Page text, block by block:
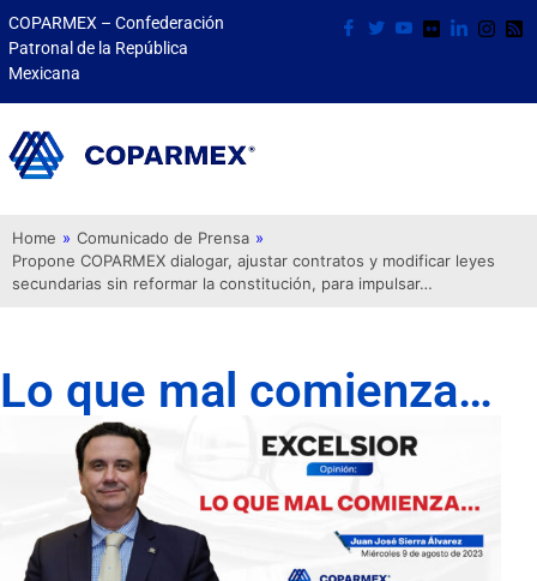
COPARMEX – Confederación
Patronal de la República
Mexicana
Home » Comunicado de Prensa »
Propone COPARMEX dialogar, ajustar contratos y modificar leyes
secundarias sin reformar la constitución, para impulsar…
Lo que mal comienza…